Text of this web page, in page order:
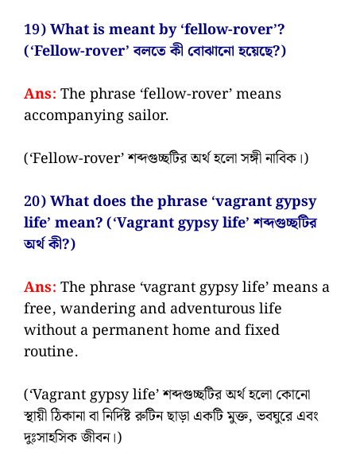
19) What is meant by ‘fellow-rover’?
(‘Fellow-rover’ বলতে কী বোঝানো হয়েছে?)
Ans: The phrase ‘fellow-rover’ means
accompanying sailor.
(‘Fellow-rover’ শব্দগুচ্ছটির অর্থ হলো সঙ্গী নাবিক।)
20) What does the phrase ‘vagrant gypsy
life’ mean? (‘Vagrant gypsy life’ শব্দগুচ্ছটির
অর্থ কী?)
Ans: The phrase ‘vagrant gypsy life’ means a
free, wandering and adventurous life
without a permanent home and fixed
routine.
(‘Vagrant gypsy life’ শব্দগুচ্ছটির অর্থ হলো কোনো
স্থায়ী ঠিকানা বা নির্দিষ্ট রুটিন ছাড়া একটি মুক্ত, ভবঘুরে এবং
দুঃসাহসিক জীবন।)